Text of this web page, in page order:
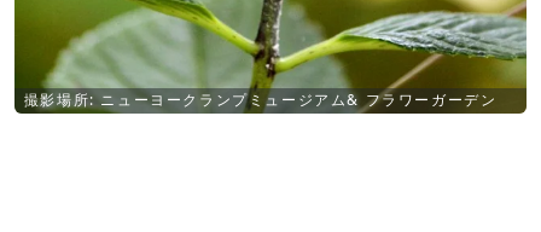
撮影場所: ニューヨークランプミュージアム& フラワーガーデン